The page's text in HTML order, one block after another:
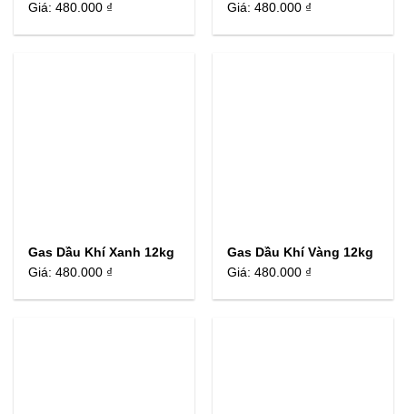
Giá:480.000 ₫
Giá:480.000 ₫
Gas Dầu Khí Xanh 12kg
Giá:480.000 ₫
Gas Dầu Khí Vàng 12kg
Giá:480.000 ₫